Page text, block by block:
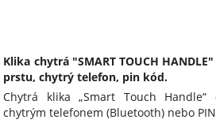
Klika chytrá "SMART TOUCH
prstu, chytrý telefon, pin kód.
Chytrá klika „Smart Touch
chytrým telefonem (Bluetooth) nebo